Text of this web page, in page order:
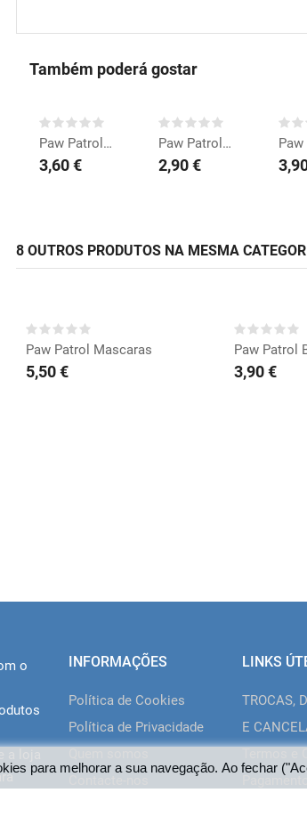
para melhorar a sua navegação. Ao fechar
Também poderá gostar
Paw Patrol Guardanapos
3,60 €
Paw Patrol 2 Copos
2,90 €
8 OUTROS PRODUTOS NA MESMA
Paw Patrol Mascaras
5,50 €
Paw Patrol
3,90 €
o
INFORMAÇÕES
Política de Cookies
Política de Privacidade
LINKS
TROCAS,
E